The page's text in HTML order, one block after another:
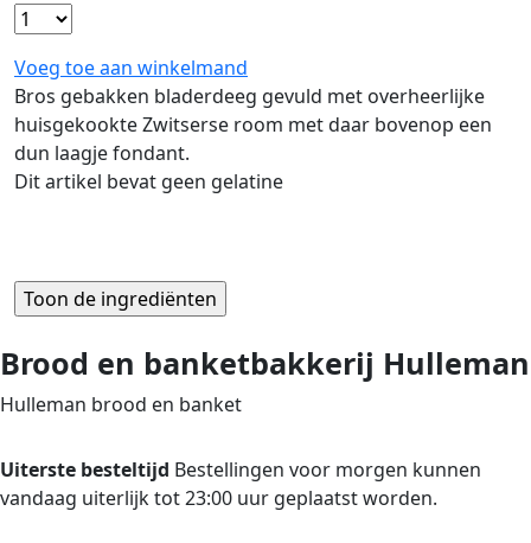
Voeg toe aan winkelmand
Bros gebakken bladerdeeg gevuld met overheerlijke
huisgekookte Zwitserse room met daar bovenop een
dun laagje fondant.
Dit artikel bevat geen gelatine
Brood en banketbakkerij Hulleman
Hulleman brood en banket
Uiterste besteltijd Bestellingen voor morgen kunnen
vandaag uiterlijk tot 23:00 uur geplaatst worden.